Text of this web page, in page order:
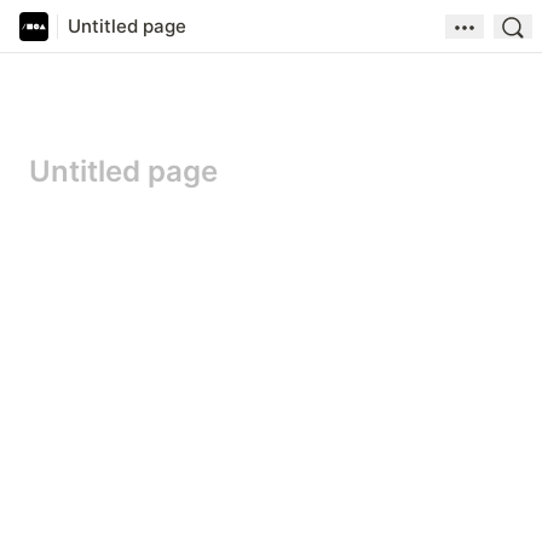
Untitled page